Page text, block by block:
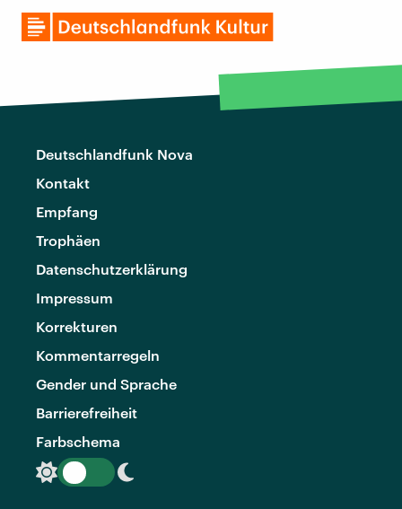
Deutschlandfunk Nova
Kontakt
Empfang
Trophäen
Datenschutzerklärung
Impressum
Korrekturen
Kommentarregeln
Gender und Sprache
Barrierefreiheit
Farbschema